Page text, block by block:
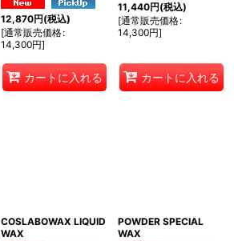
12,870円(税込)
[通常販売価格:
14,300円]
カートに入れる
11,440円(税込)
[通常販売価格:
14,300円]
カートに入れる
COSLABOWAX LIQUID
WAX
POWDER SPECIAL
WAX